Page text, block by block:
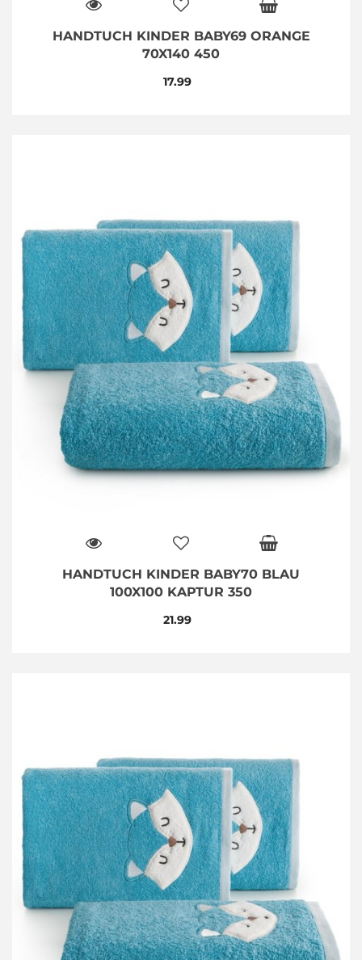
HANDTUCH KINDER BABY69 ORANGE
70X140 450
17.99
HANDTUCH KINDER BABY70 BLAU
100X100 KAPTUR 350
21.99